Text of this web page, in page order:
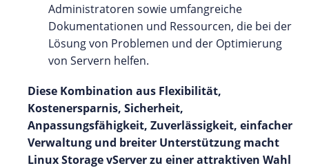
Administratoren sowie umfangreiche
Dokumentationen und Ressourcen, die bei der
Lösung von Problemen und der Optimierung
von Servern helfen.
Diese Kombination aus Flexibilität,
Kostenersparnis, Sicherheit,
Anpassungsfähigkeit, Zuverlässigkeit, einfacher
Verwaltung und breiter Unterstützung macht
Linux Storage vServer zu einer attraktiven Wahl